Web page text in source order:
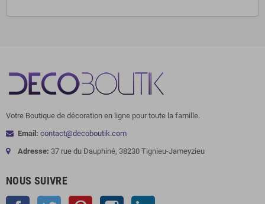
Votre Boutique de décoration en ligne pour toute la famille.
Email: contact@decoboutik.com
Adresse: 37 rue du Dauphiné, 38230 Tignieu-Jameyzieu
NOUS SUIVRE
Facebook Twitter Pinterest Instagram